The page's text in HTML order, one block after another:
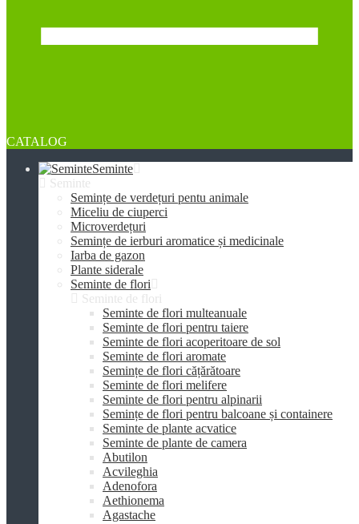
CATALOG
Seminte
Seminte
Semințe de verdețuri pentu animale
Miceliu de ciuperci
Microverdețuri
Semințe de ierburi aromatice și medicinale
Iarba de gazon
Plante siderale
Seminte de flori
Seminte de flori
Seminte de flori multeanuale
Seminte de flori pentru taiere
Seminte de flori acoperitoare de sol
Seminte de flori aromate
Semințe de flori cățărătoare
Seminte de flori melifere
Seminte de flori pentru alpinarii
Semințe de flori pentru balcoane și containere
Seminte de plante acvatice
Seminte de plante de camera
Abutilon
Acvileghia
Adenofora
Aethionema
Agastache